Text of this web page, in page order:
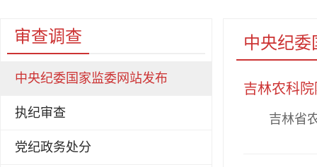
审查调查
中央纪委国家监委网站发布
执纪审查
党纪政务处分
中央纪
吉林农科
吉林省农